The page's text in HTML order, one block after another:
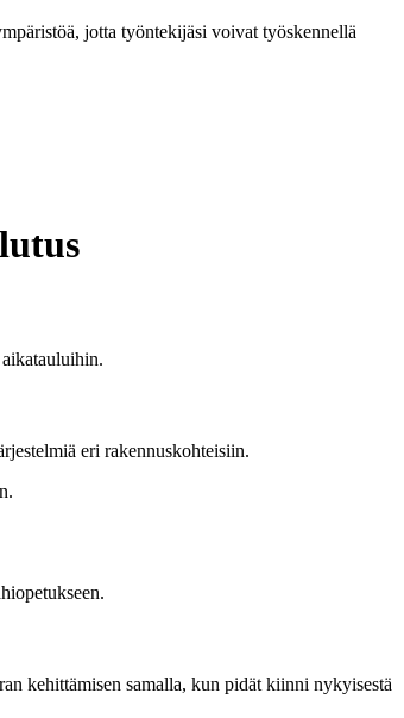
jotta työntekijäsi voivat työskennellä
eri rakennuskohteisiin.
kehittämisen samalla, kun pidät kiinni nykyisestä